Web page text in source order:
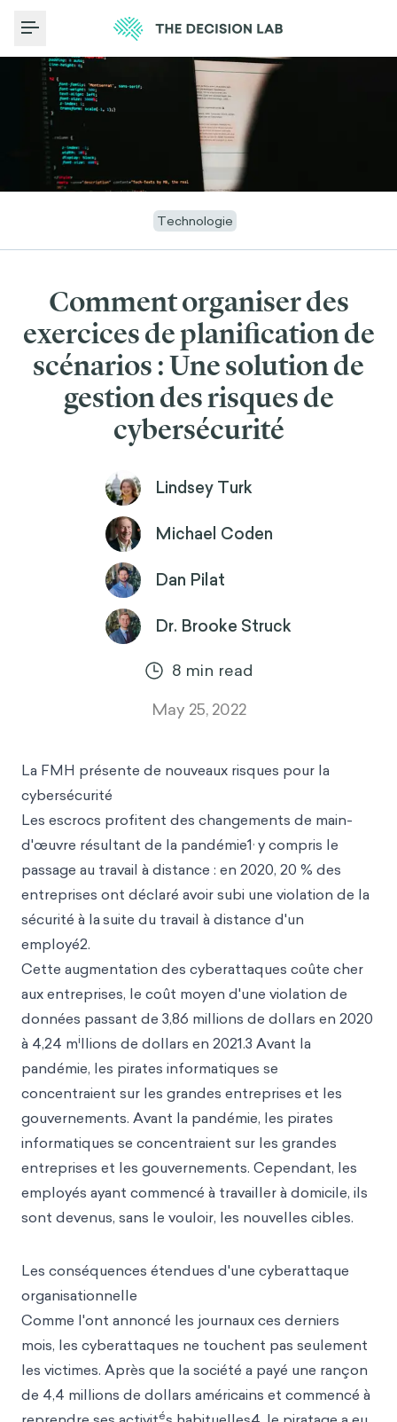
Toggle Menu
Technologie
Comment organiser des
exercices de planification de
scénarios : Une solution de
gestion des risques de
cybersécurité
Lindsey Turk
Michael Coden
Dan Pilat
Dr. Brooke Struck
8 min read
May 25, 2022
La FMH présente de nouveaux risques pour la
cybersécurité
Les escrocs profitent des changements de main-
d'œuvre résultant de la pandémie1, y compris le
passage au travail à distance : en 2020, 20 % des
entreprises ont déclaré avoir subi une violation de la
sécurité à lasuite du travail à distance d'un
employé2.
Cette augmentation des cyberattaques coûte cher
aux entreprises, le coût moyen d'une violation de
données passant de 3,86 millions de dollars en 2020
à 4,24 millions de dollars en 2021.3 Avant la
pandémie, les pirates informatiques se
concentraient sur les grandes entreprises et les
gouvernements. Avant la pandémie, les pirates
informatiques se concentraient sur les grandes
entreprises et les gouvernements. Cependant, les
employés ayant commencé à travailler à domicile, ils
sont devenus, sans le vouloir, les nouvelles cibles.
Les conséquences étendues d'une cyberattaque
organisationnelle
Comme l'ont annoncé les journaux ces derniers
mois, les cyberattaques ne touchent pas seulement
les victimes. Après que la société a payé une rançon
de 4,4 millions de dollars américains et commencé à
é